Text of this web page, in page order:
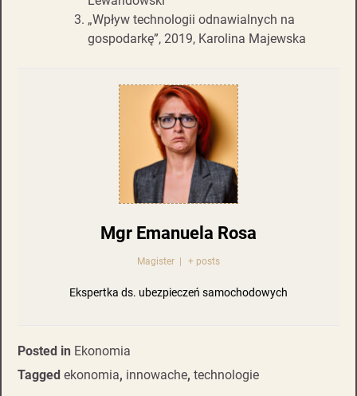
„Wpływ technologii odnawialnych na
gospodarkę”, 2019, Karolina Majewska
Mgr Emanuela Rosa
Magister | + posts
Ekspertka ds. ubezpieczeń samochodowych
Posted in Ekonomia
Tagged ekonomia, innowache, technologie